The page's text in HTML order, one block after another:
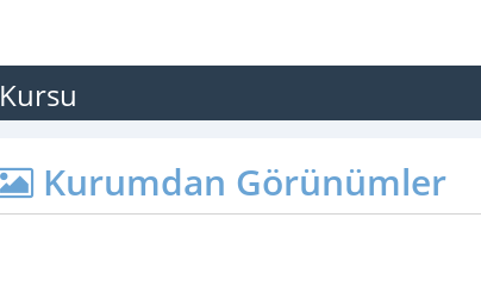
Kurumdan Görünümler